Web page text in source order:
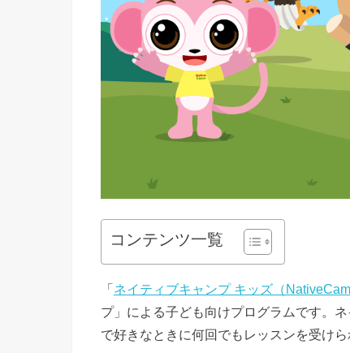
コンテンツ一覧
「ネイティブキャンプ キッズ（
プ」による子ども向けプログラムです。
で好きなときに何回でもレッスンを受け